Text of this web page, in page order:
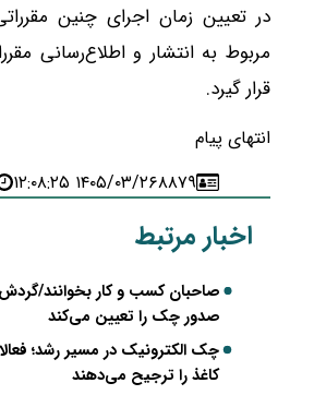
در تعیین زمان اجرای چنین
مربوط به انتشار و اطلاع‌رسانی
قرار گیرد.
انتهای پیام
۸۸۷۹۱۴۰۵/۰۳/۲۶ ۱۲:۰۸:۲۵
اخبار مرتبط
صاحبان کسب و کار بخوانند/
صدور چک را تعیین می‌کند
چک الکترونیک در مسیر رشد؛
کاغذ را ترجیح می‌دهند